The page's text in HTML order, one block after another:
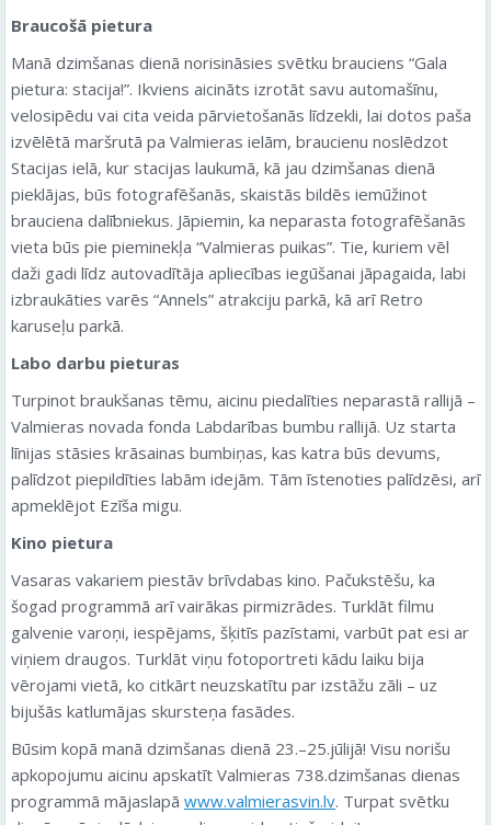
Braucošā pietura
Manā dzimšanas dienā norisināsies svētku brauciens “Gala
pietura: stacija!”. Ikviens aicināts izrotāt savu automašīnu,
velosipēdu vai cita veida pārvietošanās līdzekli, lai dotos paša
izvēlētā maršrutā pa Valmieras ielām, braucienu noslēdzot
Stacijas ielā, kur stacijas laukumā, kā jau dzimšanas dienā
pieklājas, būs fotografēšanās, skaistās bildēs iemūžinot
brauciena dalībniekus. Jāpiemin, ka neparasta fotografēšanās
vieta būs pie pieminekļa “Valmieras puikas”. Tie, kuriem vēl
daži gadi līdz autovadītāja apliecības iegūšanai jāpagaida, labi
izbraukāties varēs “Annels” atrakciju parkā, kā arī Retro
karuseļu parkā.
Labo darbu pieturas
Turpinot braukšanas tēmu, aicinu piedalīties neparastā rallijā –
Valmieras novada fonda Labdarības bumbu rallijā. Uz starta
līnijas stāsies krāsainas bumbiņas, kas katra būs devums,
palīdzot piepildīties labām idejām. Tām īstenoties palīdzēsi, arī
apmeklējot Ezīša migu.
Kino pietura
Vasaras vakariem piestāv brīvdabas kino. Pačukstēšu, ka
šogad programmā arī vairākas pirmizrādes. Turklāt filmu
galvenie varoņi, iespējams, šķitīs pazīstami, varbūt pat esi ar
viņiem draugos. Turklāt viņu fotoportreti kādu laiku bija
vērojami vietā, ko citkārt neuzskatītu par izstāžu zāli – uz
bijušās katlumājas skursteņa fasādes.
Būsim kopā manā dzimšanas dienā 23.–25.jūlijā! Visu norišu
apkopojumu aicinu apskatīt Valmieras 738.dzimšanas dienas
programmā mājaslapā www.valmierasvin.lv. Turpat svētku